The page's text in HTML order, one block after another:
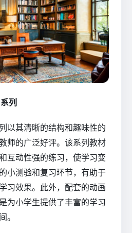
列
以其清晰的结构和趣味性的
师的广泛好评。该系列教材
互动性强的练习，使学习变
小测验和复习环节，有助于
习效果。此外，配套的动画
为小学生提供了丰富的学习
。